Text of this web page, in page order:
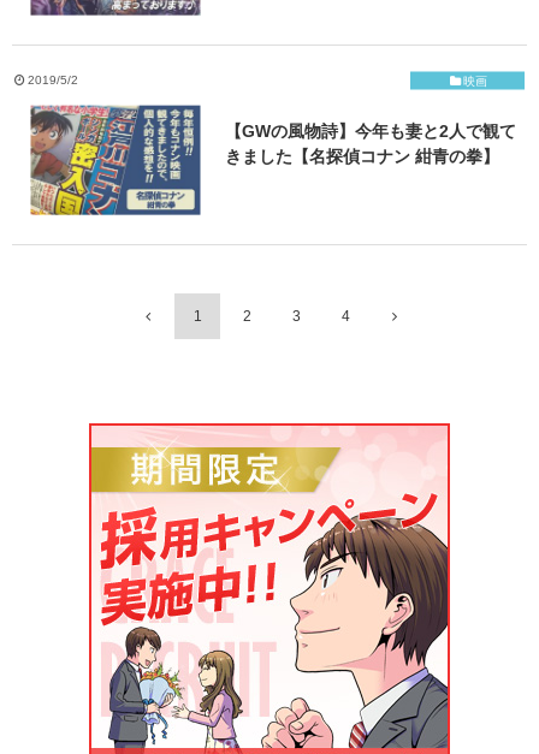
2019/5/2 映画
【GWの風物詩】今年も妻と2人で観て
きました【名探偵コナン 紺青の拳】
1 2 3 4